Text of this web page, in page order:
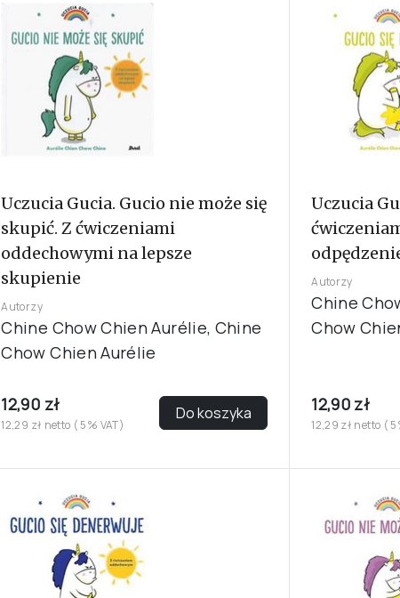
Uczucia Gucia. Gucio nie może się
skupić. Z ćwiczeniami
oddechowymi na lepsze
skupienie
Autorzy
Chine Chow Chien Aurélie, Chine
Chow Chien Aurélie
12,90 zł
12,29 zł netto ( 5% VAT)
Do koszyka
Uczucia
Autorzy
Chine
Chow
12,90 zł
12,29 zł netto (